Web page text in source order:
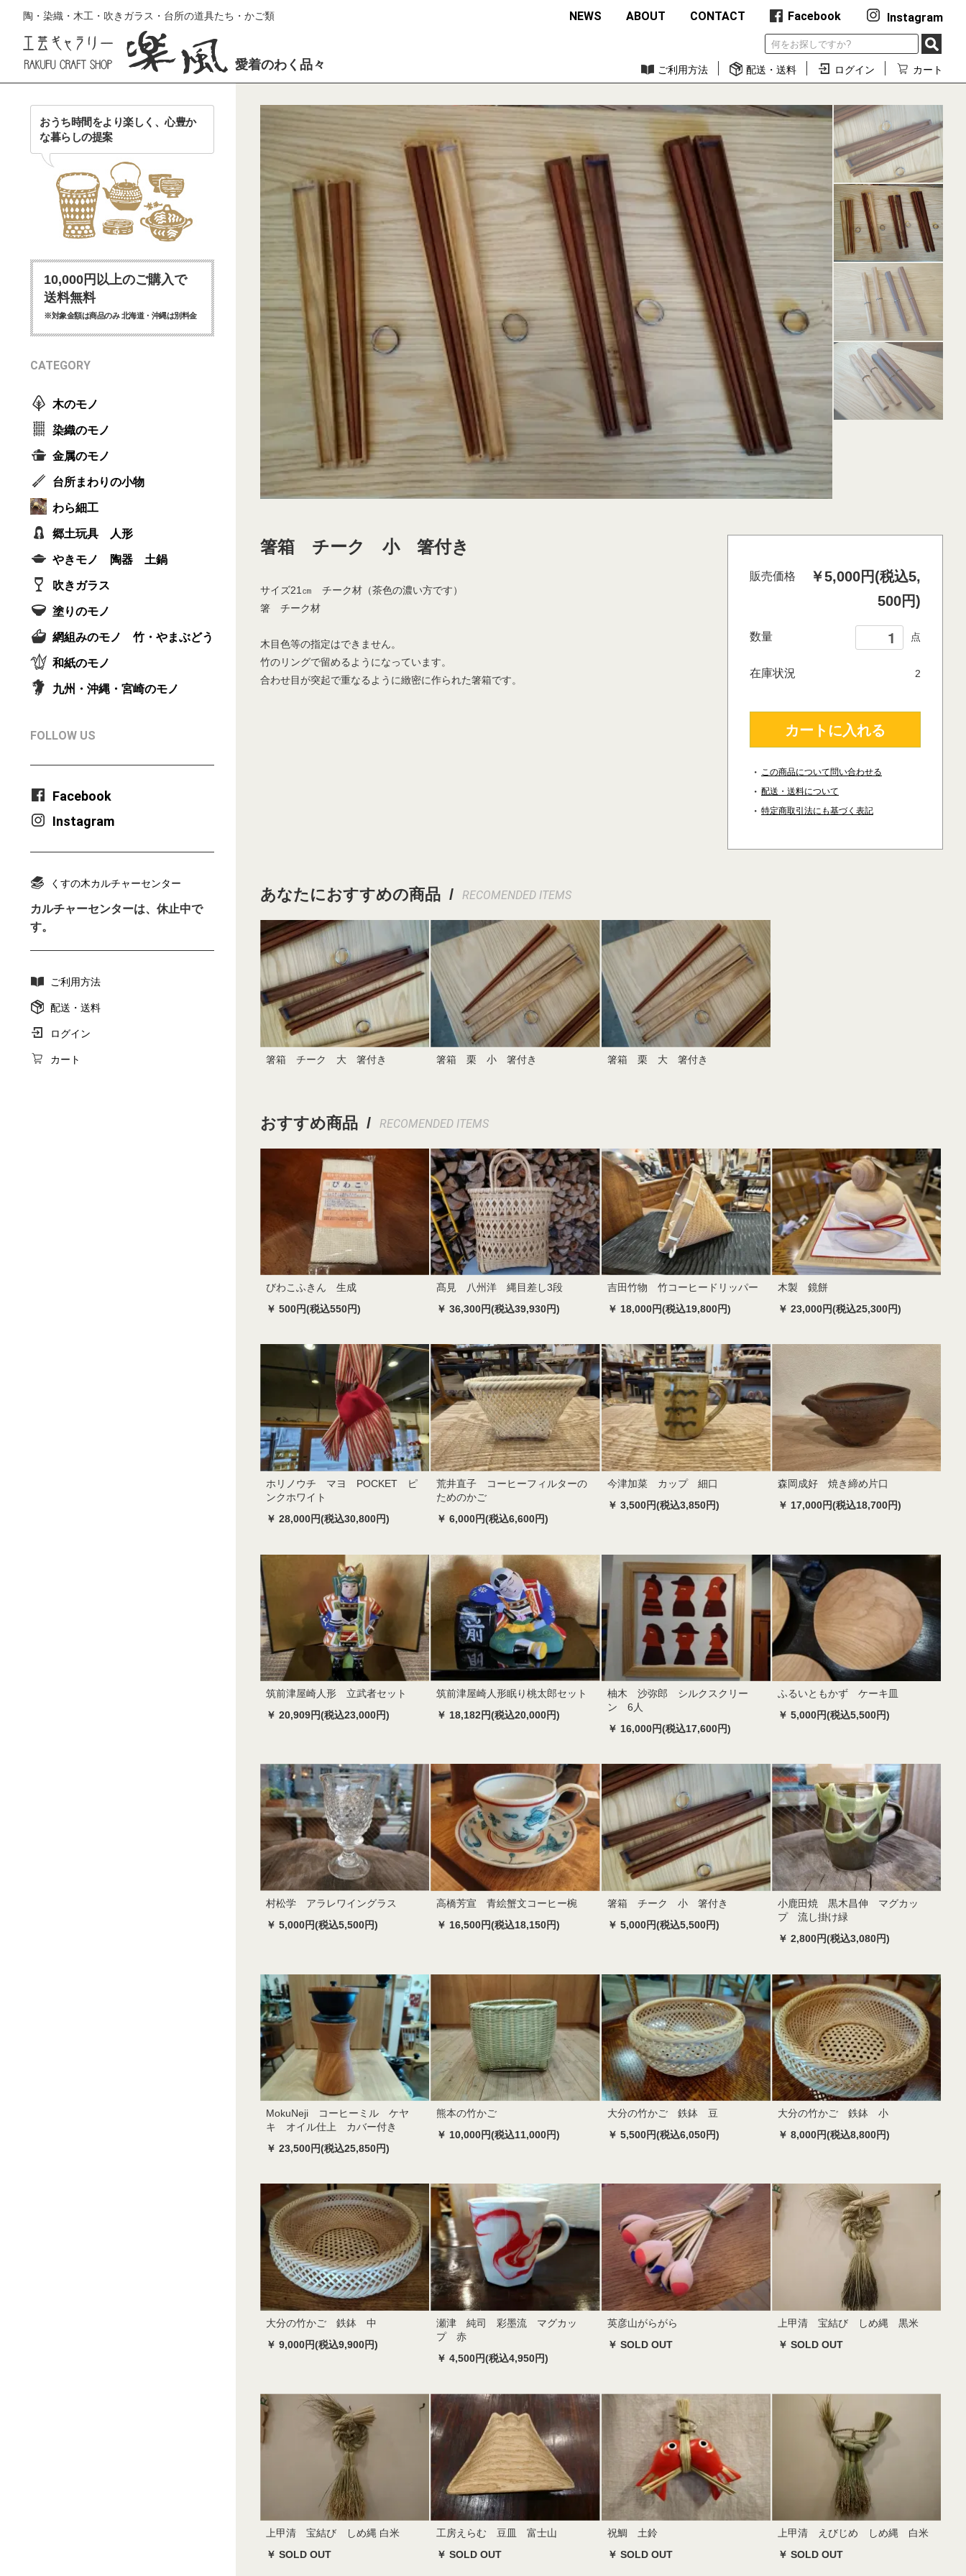
陶・染織・木工・吹きガラス・台所の道具たち・かご類 NEWS ABOUT CONTACT Facebook Instagram
愛着のわく品々 ご利用方法 配送・送料 ログイン カート
おうち時間をより楽しく、心豊か
な暮らしの提案
10,000円以上のご購入で
送料無料
※対象金額は商品のみ 北海道・沖縄は別料金
CATEGORY
木のモノ
染織のモノ
金属のモノ
台所まわりの小物
わら細工
郷土玩具 人形
やきモノ 陶器 土鍋
吹きガラス
塗りのモノ
網組みのモノ 竹・やまぶどう
和紙のモノ
九州・沖縄・宮崎のモノ
FOLLOW US
Facebook
Instagram
くすの木カルチャーセンター
カルチャーセンターは、休止中で
す。
ご利用方法
配送・送料
ログイン
カート
箸箱 チーク 小 箸付き
サイズ21㎝ チーク材（茶色の濃い方です）
箸 チーク材
木目色等の指定はできません。
竹のリングで留めるようになっています。
合わせ目が突起で重なるように緻密に作られた箸箱です。
販売価格
￥5,000円(税込5,
500円)
数量 点
在庫状況 2
カートに入れる
この商品について問い合わせる
配送・送料について
特定商取引法にも基づく表記
あなたにおすすめの商品 / RECOMENDED ITEMS
箸箱 チーク 大 箸付き 箸箱 栗 小 箸付き 箸箱 栗 大 箸付き
おすすめ商品 / RECOMENDED ITEMS
びわこふきん 生成
￥ 500円(税込550円)
髙見 八州洋 縄目差し3段
￥ 36,300円(税込39,930円)
吉田竹物 竹コーヒードリッパー
￥ 18,000円(税込19,800円)
木製 鏡餅
￥ 23,000円(税込25,300円)
ホリノウチ マヨ POCKET ピ
ンクホワイト
￥ 28,000円(税込30,800円)
荒井直子 コーヒーフィルターの
ためのかご
￥ 6,000円(税込6,600円)
今津加菜 カップ 細口
￥ 3,500円(税込3,850円)
森岡成好 焼き締め片口
￥ 17,000円(税込18,700円)
筑前津屋崎人形 立武者セット
￥ 20,909円(税込23,000円)
筑前津屋崎人形眠り桃太郎セット
￥ 18,182円(税込20,000円)
柚木 沙弥郎 シルクスクリー
ン 6人
￥ 16,000円(税込17,600円)
ふるいともかず ケーキ皿
￥ 5,000円(税込5,500円)
村松学 アラレワイングラス
￥ 5,000円(税込5,500円)
高橋芳宣 青絵蟹文コーヒー椀
￥ 16,500円(税込18,150円)
箸箱 チーク 小 箸付き
￥ 5,000円(税込5,500円)
小鹿田焼 黒木昌伸 マグカッ
プ 流し掛け緑
￥ 2,800円(税込3,080円)
MokuNeji コーヒーミル ケヤ
キ オイル仕上 カバー付き
￥ 23,500円(税込25,850円)
熊本の竹かご
￥ 10,000円(税込11,000円)
大分の竹かご 鉄鉢 豆
￥ 5,500円(税込6,050円)
大分の竹かご 鉄鉢 小
￥ 8,000円(税込8,800円)
大分の竹かご 鉄鉢 中
￥ 9,000円(税込9,900円)
瀬津 純司 彩墨流 マグカッ
プ 赤
￥ 4,500円(税込4,950円)
英彦山がらがら
￥ SOLD OUT
上甲清 宝結び しめ縄 黒米
￥ SOLD OUT
上甲清 宝結び しめ縄 白米
￥ SOLD OUT
工房えらむ 豆皿 富士山
￥ SOLD OUT
祝鯛 土鈴
￥ SOLD OUT
上甲清 えびじめ しめ縄 白米
￥ SOLD OUT